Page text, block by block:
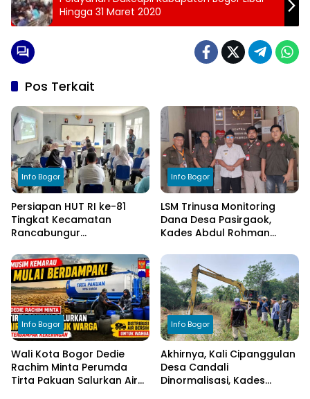
Hingga 31 Maret 2020
Pos Terkait
Info Bogor
Persiapan HUT RI ke-81
Tingkat Kecamatan
Rancabungur
Cimulang, Libatkan Seluruh
Elemen Masyarakat
Info Bogor
LSM Trinusa Monitoring
Dana Desa Pasirgaok,
Kades Abdul Rohman
Transparansi Pengelolaan
Anggaran
Info Bogor
Wali Kota Bogor Dedie
Rachim Minta Perumda
Tirta Pakuan Salurkan Air
Info Bogor
Akhirnya, Kali Cipanggulan
Desa Candali
Dinormalisasi, Kades